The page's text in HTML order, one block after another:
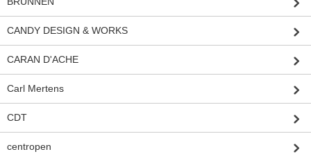
CANDY DESIGN & WORKS
CARAN D'ACHE
Carl Mertens
CDT
centropen